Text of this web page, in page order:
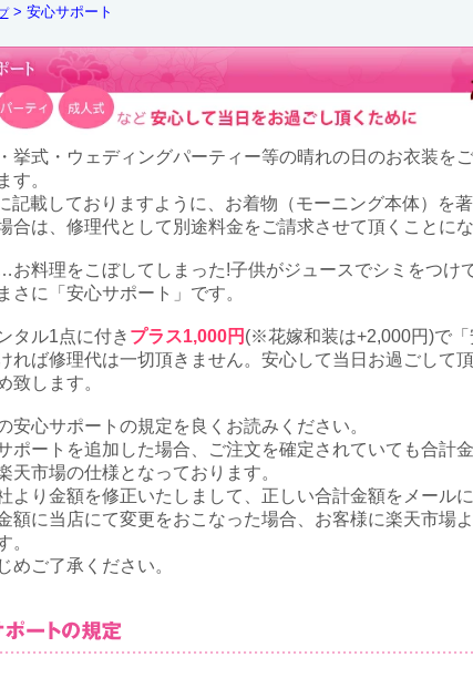
> 安心サポート
挙式・ウェディングパーティー等の晴れの日のお衣装を
す。
記載しておりますように、お着物（モーニング本体）を
合は、修理代として別途料金をご請求させて頂くことに
お料理をこぼしてしまった!子供がジュースでシミをつけ
さに「安心サポート」です。
タル1点に付き プラス1,000円 (※花嫁和装は+2,000円)で
れば修理代は一切頂きません。安心して当日お過ごして
致します。
安心サポートの規定を良くお読みください。
ポートを追加した場合、ご注文を確定されていても合計
天市場の仕様となっております。
より金額を修正いたしまして、正しい合計金額をメール
額に当店にて変更をおこなった場合、お客様に楽天市場
。
めご了承ください。